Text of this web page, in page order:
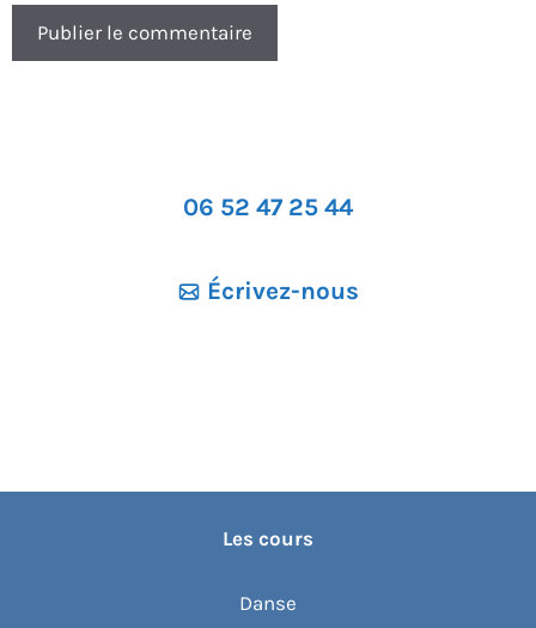
06 52 47 25 44
Écrivez-nous
Les cours
Danse